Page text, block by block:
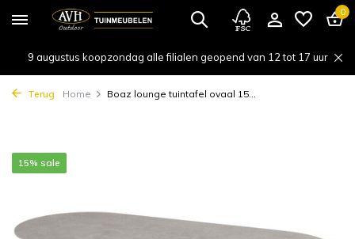
0
9 augustus koopzondag alle filialen geopend van 12 tot 17 uur
Terug Home Boaz lounge tuintafel ovaal 15...
15% sale